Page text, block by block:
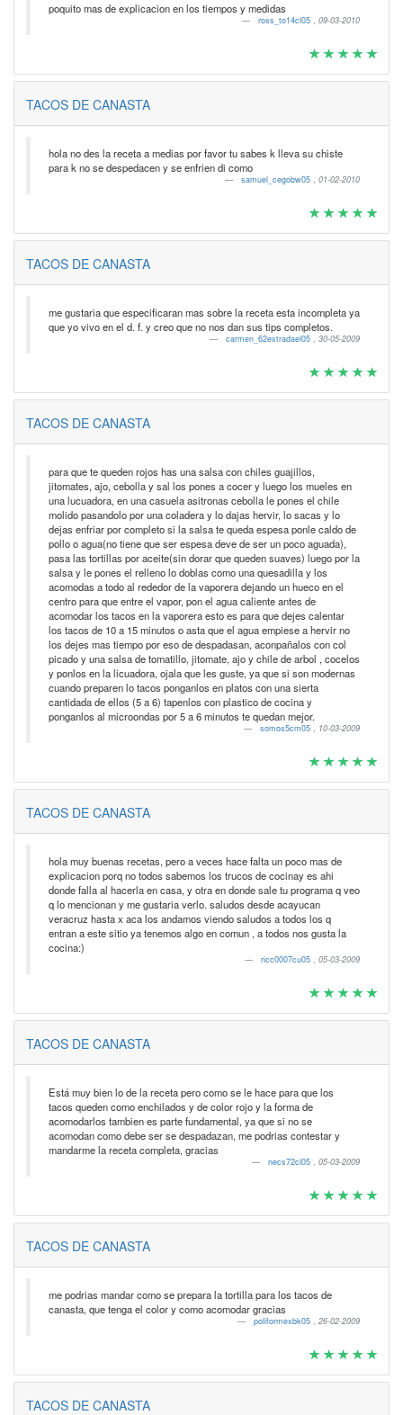
poquito mas de explicacion en los tiempos y medidas
ross_to14cl05 , 09-03-2010
TACOS DE CANASTA
hola no des la receta a medias por favor tu sabes k lleva su chiste
para k no se despedacen y se enfrien di como
samuel_cegobw05 , 01-02-2010
TACOS DE CANASTA
me gustaria que especificaran mas sobre la receta esta incompleta ya
que yo vivo en el d. f. y creo que no nos dan sus tips completos.
carmen_62estradael05 , 30-05-2009
TACOS DE CANASTA
para que te queden rojos has una salsa con chiles guajillos,
jitomates, ajo, cebolla y sal los pones a cocer y luego los mueles en
una lucuadora, en una casuela asitronas cebolla le pones el chile
molido pasandolo por una coladera y lo dajas hervir, lo sacas y lo
dejas enfriar por completo si la salsa te queda espesa ponle caldo de
pollo o agua(no tiene que ser espesa deve de ser un poco aguada),
pasa las tortillas por aceite(sin dorar que queden suaves) luego por la
salsa y le pones el relleno lo doblas como una quesadilla y los
acomodas a todo al rededor de la vaporera dejando un hueco en el
centro para que entre el vapor, pon el agua caliente antes de
acomodar los tacos en la vaporera esto es para que dejes calentar
los tacos de 10 a 15 minutos o asta que el agua empiese a hervir no
los dejes mas tiempo por eso de despadasan, aconpañalos con col
picado y una salsa de tomatillo, jitomate, ajo y chile de arbol , cocelos
y ponlos en la licuadora, ojala que les guste, ya que si son modernas
cuando preparen lo tacos ponganlos en platos con una sierta
cantidada de ellos (5 a 6) tapenlos con plastico de cocina y
ponganlos al microondas por 5 a 6 minutos te quedan mejor.
somos5cm05 , 10-03-2009
TACOS DE CANASTA
hola muy buenas recetas, pero a veces hace falta un poco mas de
explicacion porq no todos sabemos los trucos de cocinay es ahi
donde falla al hacerla en casa, y otra en donde sale tu programa q veo
q lo mencionan y me gustaria verlo. saludos desde acayucan
veracruz hasta x aca los andamos viendo saludos a todos los q
entran a este sitio ya tenemos algo en comun , a todos nos gusta la
cocina:)
ricc0007cu05 , 05-03-2009
TACOS DE CANASTA
Está muy bien lo de la receta pero como se le hace para que los
tacos queden como enchilados y de color rojo y la forma de
acomodarlos tambien es parte fundamental, ya que si no se
acomodan como debe ser se despadazan, me podrias contestar y
mandarme la receta completa, gracias
necs72cl05 , 05-03-2009
TACOS DE CANASTA
me podrias mandar como se prepara la tortilla para los tacos de
canasta, que tenga el color y como acomodar gracias
poliformexbk05 , 26-02-2009
TACOS DE CANASTA